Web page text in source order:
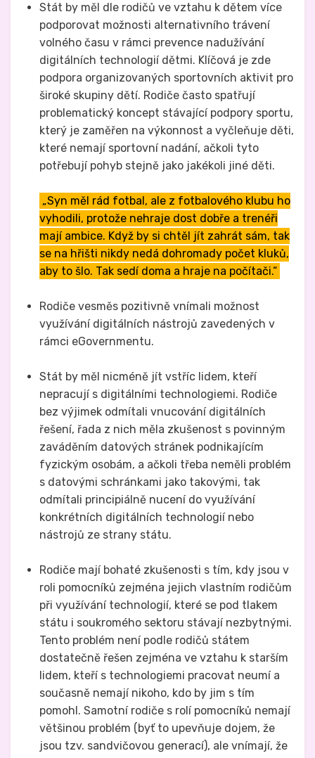
Stát by měl dle rodičů ve vztahu k dětem více
podporovat možnosti alternativního trávení
volného času v rámci prevence nadužívání
digitálních technologií dětmi. Klíčová je zde
podpora organizovaných sportovních aktivit pro
široké skupiny dětí. Rodiče často spatřují
problematický koncept stávající podpory sportu,
který je zaměřen na výkonnost a vyčleňuje děti,
které nemají sportovní nadání, ačkoli tyto
potřebují pohyb stejně jako jakékoli jiné děti.
„Syn měl rád fotbal, ale z fotbalového klubu ho
vyhodili, protože nehraje dost dobře a trenéři
mají ambice. Když by si chtěl jít zahrát sám, tak
se na hřišti nikdy nedá dohromady počet kluků,
aby to šlo. Tak sedí doma a hraje na počítači.“
Rodiče vesměs pozitivně vnímali možnost
využívání digitálních nástrojů zavedených v
rámci eGovernmentu.
Stát by měl nicméně jít vstříc lidem, kteří
nepracují s digitálními technologiemi. Rodiče
bez výjimek odmítali vnucování digitálních
řešení, řada z nich měla zkušenost s povinným
zaváděním datových stránek podnikajícím
fyzickým osobám, a ačkoli třeba neměli problém
s datovými schránkami jako takovými, tak
odmítali principiálně nucení do využívání
konkrétních digitálních technologií nebo
nástrojů ze strany státu.
Rodiče mají bohaté zkušenosti s tím, kdy jsou v
roli pomocníků zejména jejich vlastním rodičům
při využívání technologií, které se pod tlakem
státu i soukromého sektoru stávají nezbytnými.
Tento problém není podle rodičů státem
dostatečně řešen zejména ve vztahu k starším
lidem, kteří s technologiemi pracovat neumí a
současně nemají nikoho, kdo by jim s tím
pomohl. Samotní rodiče s rolí pomocníků nemají
většinou problém (byť to upevňuje dojem, že
jsou tzv. sandvičovou generací), ale vnímají, že